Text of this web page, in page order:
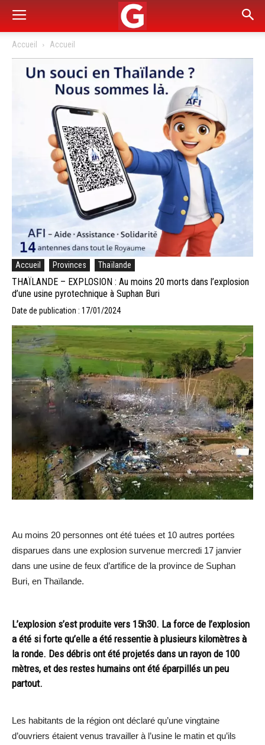
Accueil Accueil
Accueil Provinces Thaïlande
THAÏLANDE – EXPLOSION : Au moins 20 morts dans l’explosion
d’une usine pyrotechnique à Suphan Buri
Date de publication : 17/01/2024
Au moins 20 personnes ont été tuées et 10 autres portées
disparues dans une explosion survenue mercredi 17 janvier
dans une usine de feux d’artifice de la province de Suphan
Buri, en Thaïlande.
L’explosion s’est produite vers 15h30. La force de l’explosion
a été si forte qu’elle a été ressentie à plusieurs kilomètres à
la ronde. Des débris ont été projetés dans un rayon de 100
mètres, et des restes humains ont été éparpillés un peu
partout.
Les habitants de la région ont déclaré qu’une vingtaine
d’ouvriers étaient venus travailler à l’usine le matin et qu’ils